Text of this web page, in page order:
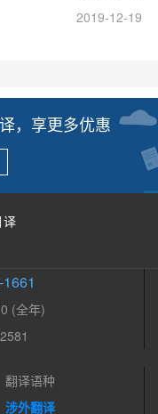
2019-12-19
，享更多优惠
(全年)
翻译语种
涉外翻译